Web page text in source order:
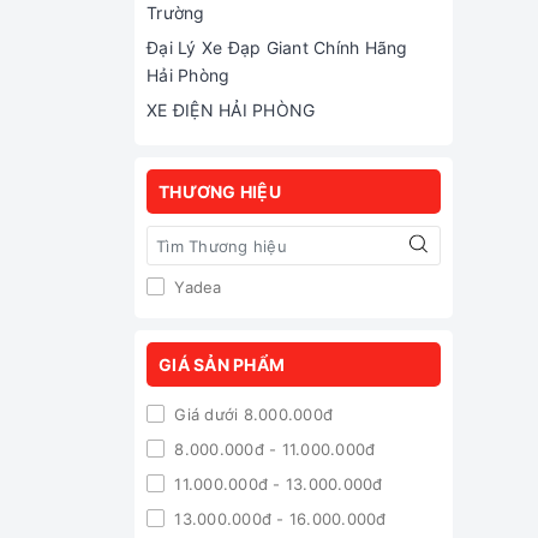
Trường
Đại Lý Xe Đạp Giant Chính Hãng
Hải Phòng
XE ĐIỆN HẢI PHÒNG
THƯƠNG HIỆU
Yadea
GIÁ SẢN PHẨM
Giá dưới 8.000.000đ
8.000.000đ - 11.000.000đ
11.000.000đ - 13.000.000đ
13.000.000đ - 16.000.000đ